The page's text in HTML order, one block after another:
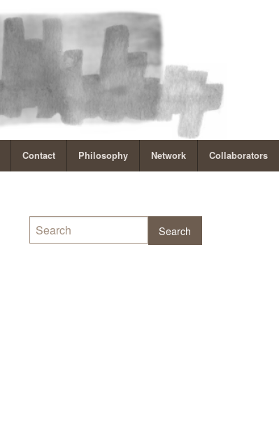
Contact Philosophy Network Collaborators